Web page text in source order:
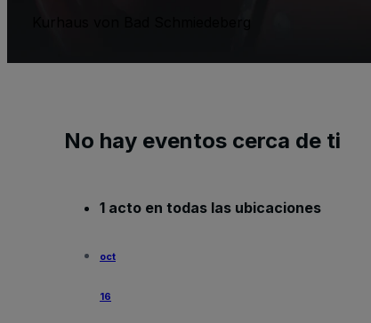
No hay eventos cerca de ti
1 acto en todas las ubicaciones
oct
16